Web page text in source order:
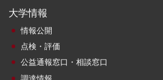
大学情報
情報公開
点検・評価
公益通報窓口・相談窓口